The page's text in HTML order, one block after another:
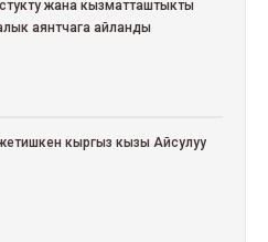
жана кызматташтыкты
аянтчага айланды
кыргыз кызы Айсулуу